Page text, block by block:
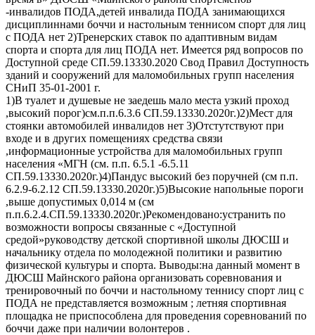
-инвалидов ПОДА,детей инвалида ПОДА занимающихся
дисциплиннами боччи и настольным теннисом спорт для лиц
с ПОДА нет 2)Тренерских ставок по адаптивным видам
спорта и спорта для лиц ПОДА нет. Имеется ряд вопросов по
Доступной среде СП.59.13330.2020 Свод Правил Доступность
зданий и сооружений для маломобильных групп населения
СНиП 35-01-2001 г.
1)В туалет и душевые не заедешь мало места узкий проход
,высокий порог)см.п.п.6.3.6 СП.59.13330.2020г.)2)Мест для
стоянки автомобилей инвалидов нет 3)Отстутствуют при
входе и в других помещениях средства связи
,информационные устройства для маломобильных групп
населения «МГН (см. п.п. 6.5.1 -6.5.11
СП.59.13330.2020г.)4)Пандус высокий без поручней (см п.п.
6.2.9-6.2.12 СП.59.13330.2020г.)5)Высокие напольные пороги
,выше допустимых 0,014 м (см
п.п.6.2.4.СП.59.13330.2020г.)Рекомендовано:устранить по
возможности вопросы связанные с «Доступной
средой»руководству детской спортивной школы ДЮСШ и
начальнику отдела по молодежной политики и развитию
физической культуры и спорта. Выводы:на данный момент в
ДЮСШ Майнского района организовать соревнования и
тренировочный по боччи и настольному теннису спорт лиц с
ПОДА не представляется возможным ; летняя спортивная
площадка не приспособлена для проведения соревнований по
боччи даже при наличии волонтеров .